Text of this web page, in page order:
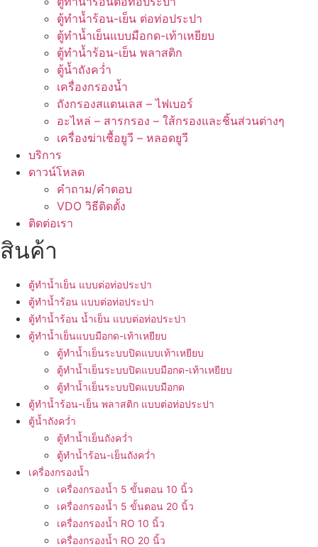
ตู้ทำน้ำร้อน-เย็น ต่อท่อประปา
ตู้ทำน้ำเย็นแบบมือกด-เท้าเหยียบ
ตู้ทำน้ำร้อน-เย็น พลาสติก
ตู้น้ำถังคว่ำ
เครื่องกรองน้ำ
ถังกรองสแตนเลส – ไฟเบอร์
อะไหล่ – สารกรอง – ใส้กรองและชิ้นส่วนต่างๆ
เครื่องฆ่าเชื้อยูวี – หลอดยูวี
บริการ
ดาวน์โหลด
คำถาม/คำตอบ
VDO วิธีติดตั้ง
ติดต่อเรา
สินค้า
ตู้ทำน้ำเย็น แบบต่อท่อประปา
ตู้ทำน้ำร้อน แบบต่อท่อประปา
ตู้ทำน้ำร้อน น้ำเย็น แบบต่อท่อประปา
ตู้ทำน้ำเย็นแบบมือกด-เท้าเหยียบ
ตู้ทำน้ำเย็นระบบปิดแบบเท้าเหยียบ
ตู้ทำน้ำเย็นระบบปิดแบบมือกด-เท้าเหยียบ
ตู้ทำน้ำเย็นระบบปิดแบบมือกด
ตู้ทำน้ำร้อน-เย็น พลาสติก แบบต่อท่อประปา
ตู้น้ำถังคว่ำ
ตู้ทำน้ำเย็นถังคว่ำ
ตู้ทำน้ำร้อน-เย็นถังคว่ำ
เครื่องกรองน้ำ
เครื่องกรองน้ำ 5 ขั้นตอน 10 นิ้ว
เครื่องกรองน้ำ 5 ขั้นตอน 20 นิ้ว
เครื่องกรองน้ำ RO 10 นิ้ว
เครื่องกรองน้ำ RO 20 นิ้ว